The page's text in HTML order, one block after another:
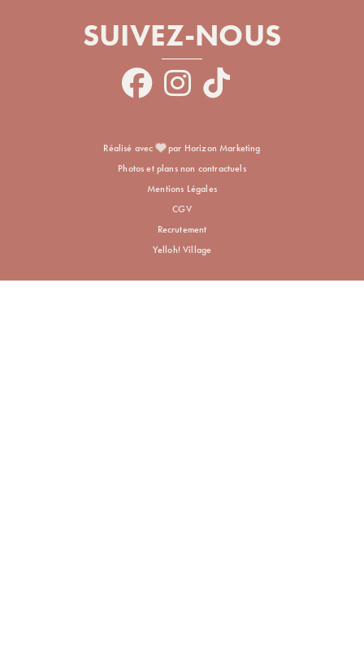
SUIVEZ-NOUS
Réalisé avec
par Horizon Marketing
Photos et plans non contractuels
Mentions Légales
CGV
Recrutement
Yelloh! Village